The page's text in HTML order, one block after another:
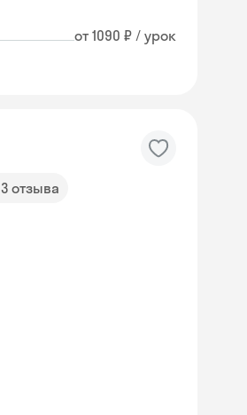
от 1090 ₽ / урок
3 отзыва